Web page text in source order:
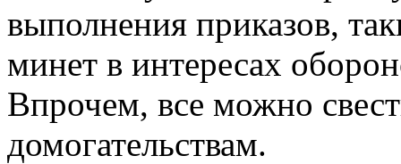
выполнения приказов,
минет в интересах
Впрочем, все можно
домогательствам.